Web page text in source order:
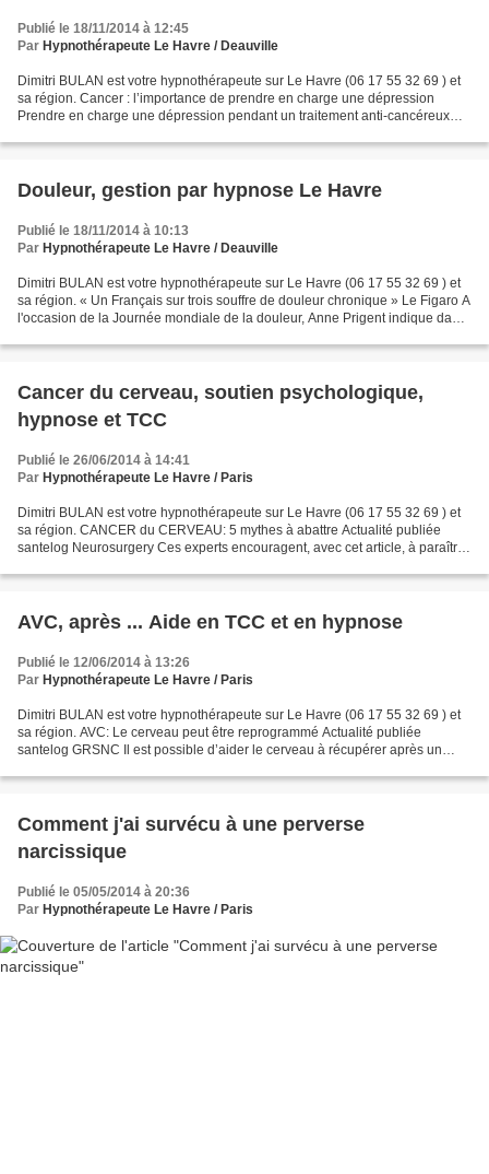
Publié le 18/11/2014 à 12:45
Par Hypnothérapeute Le Havre / Deauville
Dimitri BULAN est votre hypnothérapeute sur Le Havre (06 17 55 32 69 ) et
sa région. Cancer : l’importance de prendre en charge une dépression
Prendre en charge une dépression pendant un traitement anti-cancéreux
Douleur, gestion par hypnose Le Havre
Publié le 18/11/2014 à 10:13
Par Hypnothérapeute Le Havre / Deauville
Dimitri BULAN est votre hypnothérapeute sur Le Havre (06 17 55 32 69 ) et
sa région. « Un Français sur trois souffre de douleur chronique » Le Figaro A
l'occasion de la Journée mondiale de la douleur, Anne Prigent indique dans
Cancer du cerveau, soutien psychologique,
hypnose et TCC
Publié le 26/06/2014 à 14:41
Par Hypnothérapeute Le Havre / Paris
Dimitri BULAN est votre hypnothérapeute sur Le Havre (06 17 55 32 69 ) et
sa région. CANCER du CERVEAU: 5 mythes à abattre Actualité publiée
santelog Neurosurgery Ces experts encouragent, avec cet article, à paraître
AVC, après ... Aide en TCC et en hypnose
Publié le 12/06/2014 à 13:26
Par Hypnothérapeute Le Havre / Paris
Dimitri BULAN est votre hypnothérapeute sur Le Havre (06 17 55 32 69 ) et
sa région. AVC: Le cerveau peut être reprogrammé Actualité publiée
santelog GRSNC Il est possible d’aider le cerveau à récupérer après un
Comment j'ai survécu à une perverse
narcissique
Publié le 05/05/2014 à 20:36
Par Hypnothérapeute Le Havre / Paris